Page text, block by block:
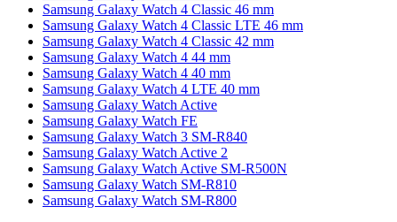
Samsung Galaxy Watch 4 Classic 46 mm
Samsung Galaxy Watch 4 Classic LTE 46 mm
Samsung Galaxy Watch 4 Classic 42 mm
Samsung Galaxy Watch 4 44 mm
Samsung Galaxy Watch 4 40 mm
Samsung Galaxy Watch 4 LTE 40 mm
Samsung Galaxy Watch Active
Samsung Galaxy Watch FE
Samsung Galaxy Watch 3 SM-R840
Samsung Galaxy Watch Active 2
Samsung Galaxy Watch Active SM-R500N
Samsung Galaxy Watch SM-R810
Samsung Galaxy Watch SM-R800